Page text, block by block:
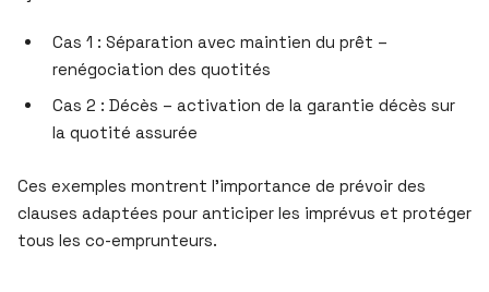
Cas 1 : Séparation avec maintien du prêt –
renégociation des quotités
Cas 2 : Décès – activation de la garantie décès sur
la quotité assurée
Ces exemples montrent l’importance de prévoir des
clauses adaptées pour anticiper les imprévus et protéger
tous les co-emprunteurs.